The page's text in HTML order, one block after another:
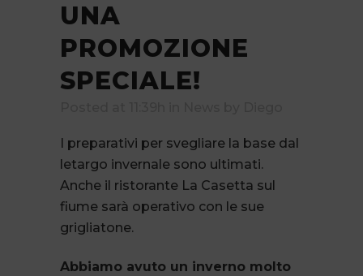
UNA
PROMOZIONE
SPECIALE!
I preparativi per svegliare la base dal
letargo invernale sono ultimati.
Anche il ristorante La Casetta sul
fiume sarà operativo con le sue
grigliatone.
Abbiamo avuto un inverno molto